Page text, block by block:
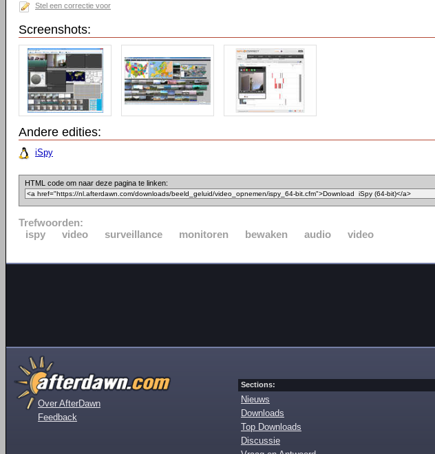
Stel een correctie voor
Screenshots:
Andere edities:
iSpy
HTML code om naar deze pagina te linken:
Trefwoorden:
ispy
video surveillance monitoren bewaken audio video
Over AfterDawn
Feedback
Sections:
Nieuws
Downloads
Top Downloads
Discussie